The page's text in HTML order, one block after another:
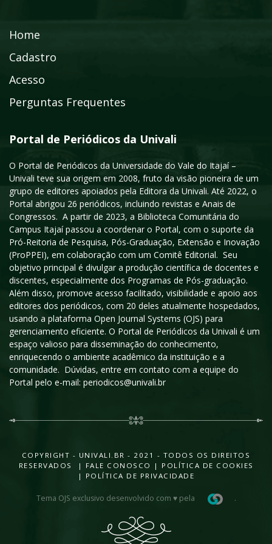
Home
Cadastro
Acesso
Perguntas Frequentes
Portal de Periódicos da Univali
O Portal de Periódicos da Universidade do Vale do Itajaí –
Univali teve sua origem em 2008, fruto da visão pioneira de um
grupo de editores apoiados pela Editora da Univali. Até 2022, o
Portal abrigou 26 periódicos, incluindo revistas e Anais de
Congressos. A partir de 2023, a Biblioteca Comunitária do
Campus Itajaí passou a coordenar o Portal, com o suporte da
Pró-Reitoria de Pesquisa, Pós-Graduação, Extensão e Inovação
(ProPPEI), em colaboração com um Comitê Editorial. Seu
objetivo principal é divulgar a produção científica de docentes e
discentes, especialmente dos Programas de Pós-graduação.
Além disso, promove acesso facilitado, visibilidade e apoio aos
editores dos periódicos, com 20 deles atualmente hospedados,
usando a plataforma Open Journal Systems (OJS) para
gerenciamento eficiente. O Portal de Periódicos da Univali é um
espaço valioso para disseminação do conhecimento,
enriquecendo o ambiente acadêmico da instituição e a
comunidade. Dúvidas, entre em contato com a equipe do
Portal pelo e-mail: periodicos@univali.br
COPYRIGHT - UNIVALI.BR - 2021 - TODOS OS DIREITOS
RESERVADOS |
FALE CONOSCO | POLÍTICA DE COOKIES
| POLÍTICA DE PRIVACIDADE
Tema OJS exclusivo desenvolvido com ♥ pela .